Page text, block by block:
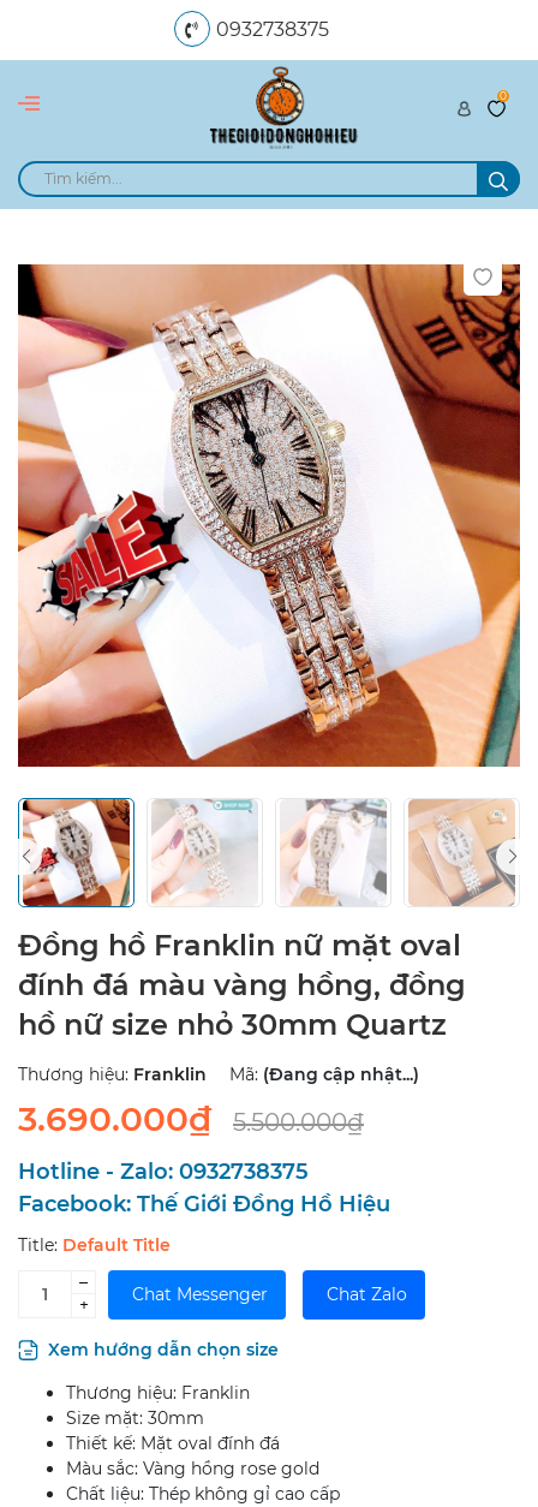
0932738375
dangngocle89@gmail.com
0
Đồng hồ Franklin nữ mặt oval
đính đá màu vàng hồng, đồng
hồ nữ size nhỏ 30mm Quartz
Thương hiệu: Franklin Mã: (Đang cập nhật...)
3.690.000₫ 5.500.000₫
Hotline - Zalo: 0932738375
Facebook: Thế Giới Đồng Hồ Hiệu
Title: Default Title
–
+
Chat Messenger Chat Zalo
Xem hướng dẫn chọn size
Thương hiệu: Franklin
Size mặt: 30mm
Thiết kế: Mặt oval đính đá
Màu sắc: Vàng hồng rose gold
Chất liệu: Thép không gỉ cao cấp